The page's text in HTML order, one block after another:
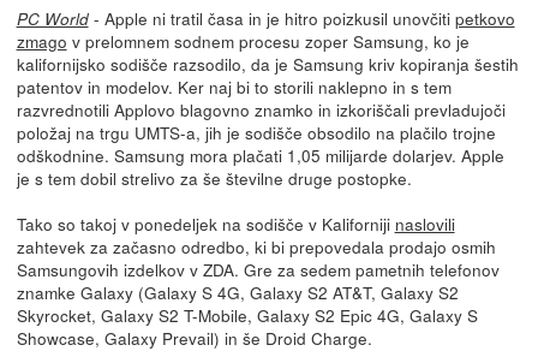
PC World- Apple ni tratil časa in je hitro poizkusil unovčiti petkovo
zmago v prelomnem sodnem procesu zoper Samsung, ko je
kalifornijsko sodišče razsodilo, da je Samsung kriv kopiranja šestih
patentov in modelov. Ker naj bi to storili naklepno in s tem
razvrednotili Applovo blagovno znamko in izkoriščali prevladujoči
položaj na trgu UMTS-a, jih je sodišče obsodilo na plačilo trojne
odškodnine. Samsung mora plačati 1,05 milijarde dolarjev. Apple
je s tem dobil strelivo za še številne druge postopke.
Tako so takoj v ponedeljek na sodišče v Kaliforniji naslovili
zahtevek za začasno odredbo, ki bi prepovedala prodajo osmih
Samsungovih izdelkov v ZDA. Gre za sedem pametnih telefonov
znamke Galaxy (Galaxy S 4G, Galaxy S2 AT&T, Galaxy S2
Skyrocket, Galaxy S2 T-Mobile, Galaxy S2 Epic 4G, Galaxy S
Showcase, Galaxy Prevail) in še Droid Charge.